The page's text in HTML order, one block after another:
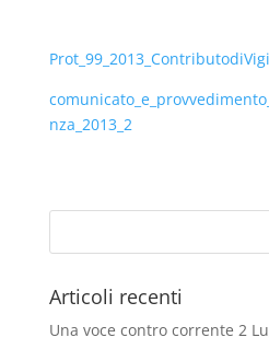
nza_2013_2
Articoli recenti
Una voce contro corrente 2